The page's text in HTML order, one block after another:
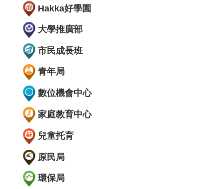
Hakka好學園
大學推廣部
市民成長班
青年局
數位機會中心
家庭教育中心
兒童托育
原民局
環保局